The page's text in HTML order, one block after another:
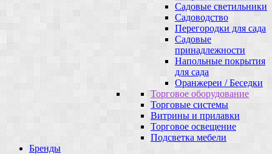
Садовые светильники
Садоводство
Перегородки для сада
Садовые
принадлежности
Напольные покрытия
для сада
Оранжереи / Беседки
Торговое оборудование
Торговые системы
Витрины и прилавки
Торговое освещение
Подсветка мебели
Бренды